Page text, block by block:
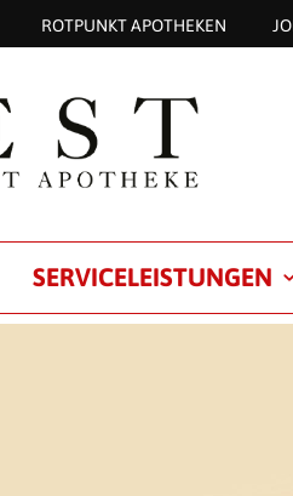
ROTPUNKT APOTHEKEN
SERVICELEISTUNGEN